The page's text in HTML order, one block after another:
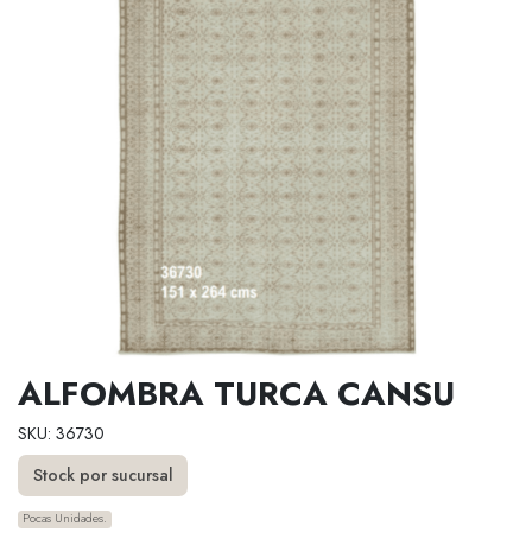
ALFOMBRA TURCA CANSU
SKU: 36730
Stock por sucursal
Pocas Unidades.